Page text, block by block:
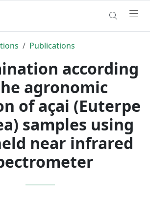
Publications
according
agronomic
of açai (Euterpe
samples using
near infrared